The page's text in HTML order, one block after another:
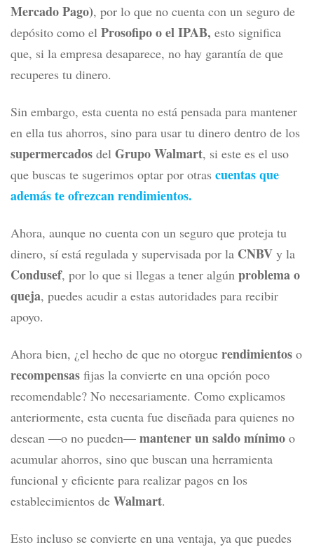
Mercado Pago), por lo que no cuenta con un seguro de
depósito como el Prosofipo o el IPAB, esto significa
que, si la empresa desaparece, no hay garantía de que
recuperes tu dinero.
Sin embargo, esta cuenta no está pensada para mantener
en ella tus ahorros, sino para usar tu dinero dentro de los
supermercados del Grupo Walmart, si este es el uso
que buscas te sugerimos optar por otras cuentas que
además te ofrezcan rendimientos.
Ahora, aunque no cuenta con un seguro que proteja tu
dinero, sí está regulada y supervisada por la CNBV y la
Condusef, por lo que si llegas a tener algún problema o
queja, puedes acudir a estas autoridades para recibir
apoyo.
Ahora bien, ¿el hecho de que no otorgue rendimientos o
recompensas fijas la convierte en una opción poco
recomendable? No necesariamente. Como explicamos
anteriormente, esta cuenta fue diseñada para quienes no
desean —o no pueden— mantener un saldo mínimo o
acumular ahorros, sino que buscan una herramienta
funcional y eficiente para realizar pagos en los
establecimientos de Walmart.
Esto incluso se convierte en una ventaja, ya que puedes